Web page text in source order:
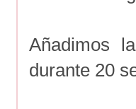
Añadimos
durante 20